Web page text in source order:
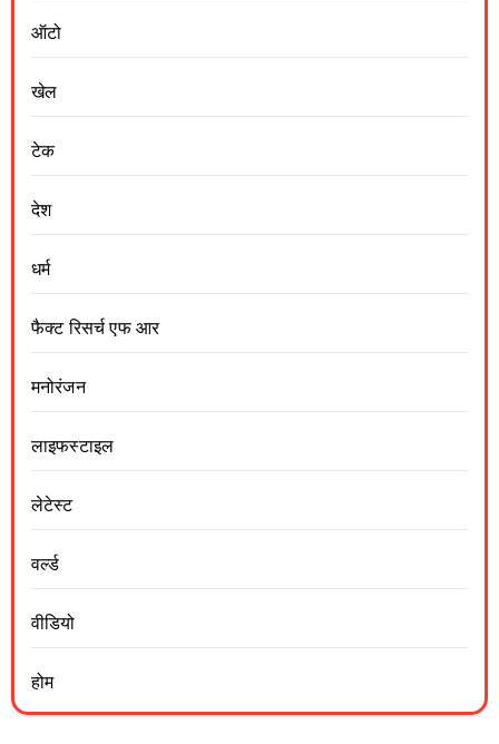
ऑटो
खेल
टेक
देश
धर्म
फैक्ट रिसर्च एफ आर
मनोरंजन
लाइफस्टाइल
लेटेस्ट
वर्ल्ड
वीडियो
होम